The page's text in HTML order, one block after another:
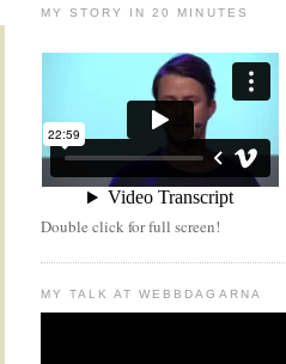
MY STORY IN 20 MINUTES
Double click for full screen!
MY TALK AT WEBBDAGARNA